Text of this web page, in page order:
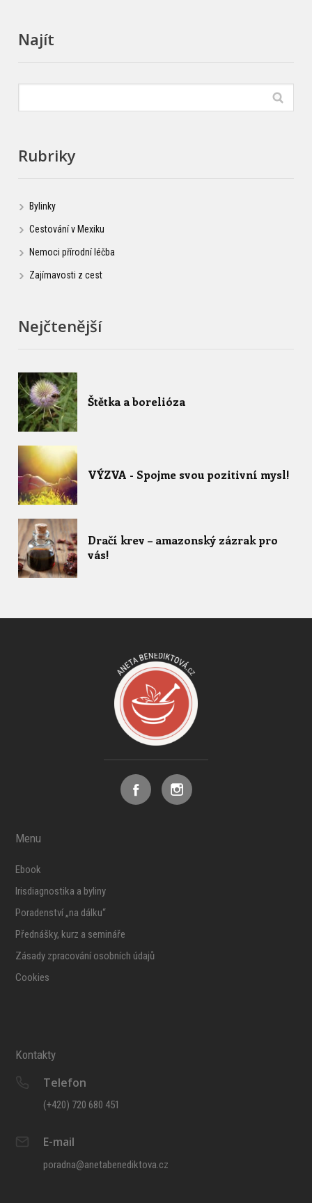
Najít
Rubriky
Bylinky
Cestování v Mexiku
Nemoci přírodní léčba
Zajímavosti z cest
Nejčtenější
Štětka a borelióza
VÝZVA - Spojme svou pozitivní mysl!
Dračí krev – amazonský zázrak pro
vás!
Menu
Ebook
Irisdiagnostika a byliny
Poradenství „na dálku“
Přednášky, kurz a semináře
Zásady zpracování osobních údajů
Cookies
Kontakty
Telefon
(+420) 720 680 451
E-mail
poradna@anetabenediktova.cz